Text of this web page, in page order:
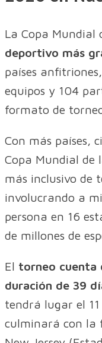
La Copa Mundial
deportivo más
países
equipos y 104
formato de
Con más países,
Copa Mundial de
más inclusivo de
involucrando a
persona en 16
de millones de
El torneo cuenta
duración de 39
tendrá lugar el
culminará con la